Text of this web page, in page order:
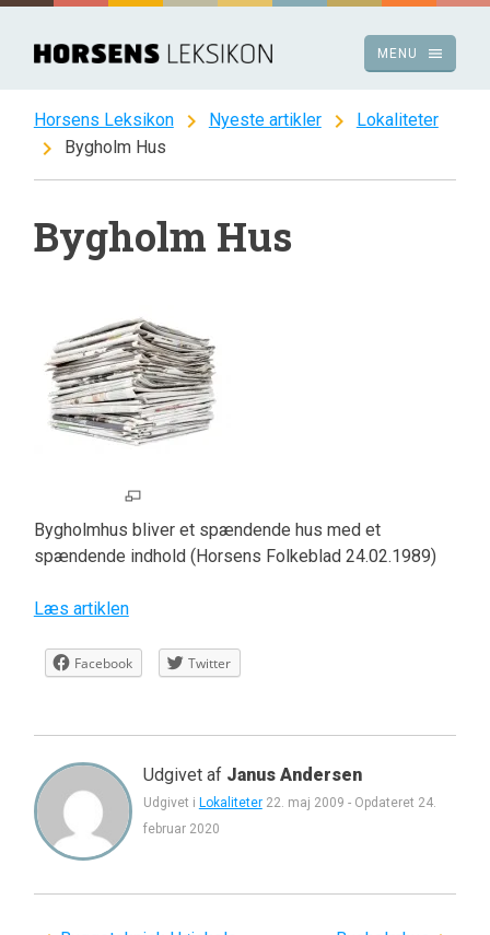
Spring
indhold
menu
MENU
Horsens Leksikon chevron_right Nyeste artikler chevron_right Lokaliteter
chevron_right Bygholm Hus
Bygholm Hus
Bygholmhus bliver et spændende hus med et
spændende indhold (Horsens Folkeblad 24.02.1989)
Læs artiklen
Facebook Twitter
Udgivet af Janus Andersen
Udgivet i Lokaliteter 22. maj 2009 - Opdateret 24.
februar 2020